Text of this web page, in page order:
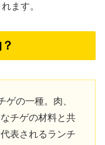
ます。
ゲの一種。肉、
チゲの材料と共
表されるランチ